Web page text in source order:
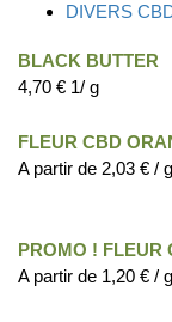
DIVERS
BLACK BUTTER
4,70 € 1/ g
FLEUR CBD
A partir de 2,03 € / g
PROMO ! FLEUR
A partir de 1,20 € / g